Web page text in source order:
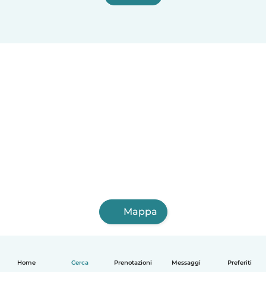
Home Cerca Prenotazioni Messaggi Preferiti
Mappa